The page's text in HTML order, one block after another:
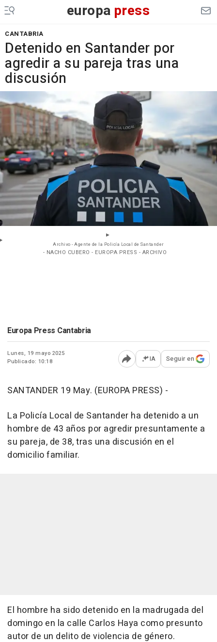
europa press
CANTABRIA
Detenido en Santander por
agredir a su pareja tras una
discusión
Archivo - Agente de la Policía Local de Santander
- NACHO CUBERO - EUROPA PRESS - ARCHIVO
Europa Press Cantabria
Lunes, 19 mayo 2025
Publicado: 10:18
Abrir opciones para
IA Seguir en
SANTANDER 19 May. (EUROPA PRESS) -
La Policía Local de Santander ha detenido a un
hombre de 43 años por agredir presuntamente a
su pareja, de 38, tras una discusión en el
domicilio familiar.
El hombre ha sido detenido en la madrugada del
domingo en la calle Carlos Haya como presunto
autor de un delito de violencia de género.